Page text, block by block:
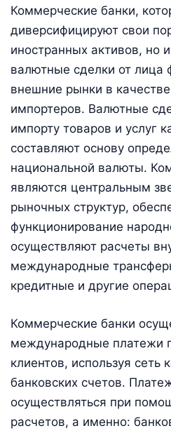
Коммерческие банки,
диверсифицируют свои
иностранных активов, но
валютные сделки от
внешние рынки в
импортеров. Валютные
импорту товаров и услуг
составляют основу
национальной валюты.
являются центральным
рыночных структур,
функционирование
осуществляют расчеты
международные
кредитные и другие
Коммерческие банки
международные платежи
клиентов, используя сеть
банковских счетов.
осуществляться при
расчетов, а именно: